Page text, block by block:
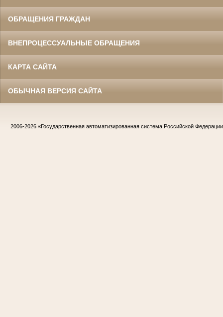
ОБРАЩЕНИЯ ГРАЖДАН
ВНЕПРОЦЕССУАЛЬНЫЕ ОБРАЩЕНИЯ
КАРТА САЙТА
ОБЫЧНАЯ ВЕРСИЯ САЙТА
2006-2026 «Государственная автоматизированная система Российской